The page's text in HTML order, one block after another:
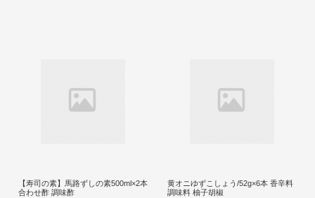
【寿司の素】馬路ずしの素500ml×2本
合わせ酢 調味酢
黄オニゆずこしょう/52g×6本 香辛料
調味料 柚子胡椒